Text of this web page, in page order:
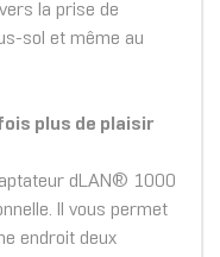
la prise de
sol et même au
plus de plaisir
dLAN® 1000
Il vous permet
endroit deux